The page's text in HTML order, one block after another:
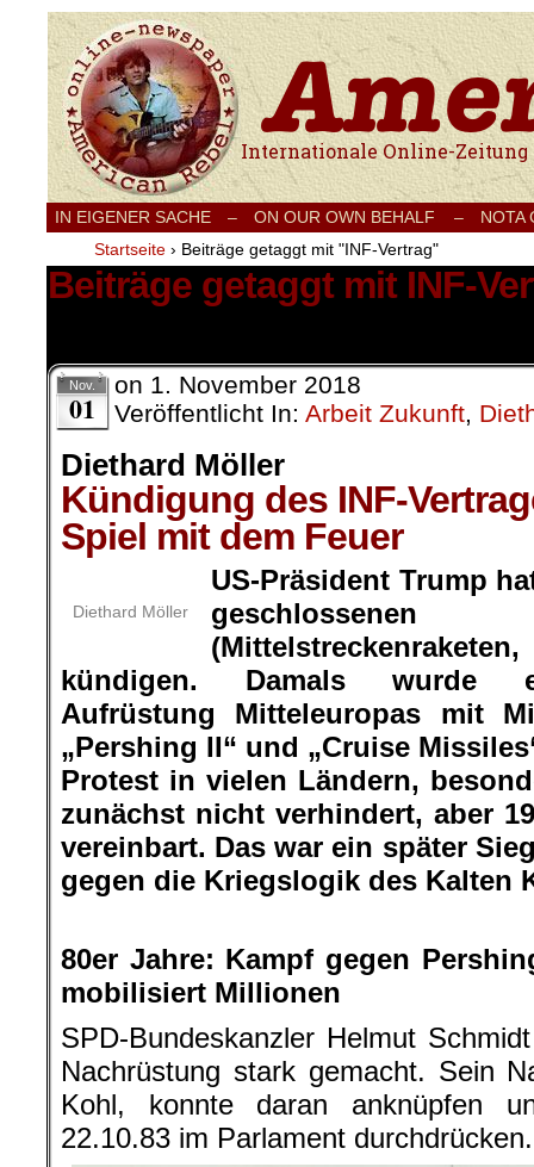
Internationale Onlinezeitung für Frieden,
IN EIGENER SACHE – ON OUR OWN BEHALF –
NOTA
Startseite › Beiträge getaggt mit "INF-Vertrag"
Beiträge getaggt mit INF-
Nov.
01
on 1. November 2018
Veröffentlicht In: Arbeit Zukunft,
Diethard Möller
Kündigung des INF-
Spiel mit dem Feuer
Diethard Möller
US-Präsident Trump
kündigen. Damals wurde
Aufrüstung Mitteleuropas mit
„Pershing II“ und „Cruise
Protest in vielen Ländern,
zunächst nicht verhindert, aber
vereinbart. Das war ein später
gegen die Kriegslogik des Kalten
80er Jahre: Kampf gegen
mobilisiert Millionen
SPD-Bundeskanzler Helmut
Nachrüstung stark gemacht. Sein
Kohl, konnte daran anknüpfen
22.10.83 im Parlament durchdrücken.